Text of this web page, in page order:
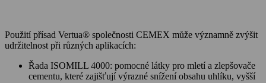
Použití přísad Vertua® společnosti CEMEX může významně zvýšit
udržitelnost při různých aplikacích:
Řada ISOMILL 4000: pomocné látky pro mletí a zlepšovače
cementu, které zajišťují výrazné snížení obsahu uhlíku, vyšší